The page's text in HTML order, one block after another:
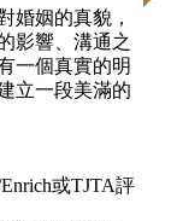
婚姻的真貌，
影響、溝通之
一個真實的明
立一段美滿的
或TJTA評